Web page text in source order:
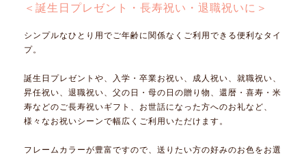
＜誕生日プレゼント・長寿祝い・退職祝いに＞
シンプルなひとり用でご年齢に関係なくご利用できる便利なタイ
プ。
誕生日プレゼントや、入学・卒業お祝い、成人祝い、就職祝い、
昇任祝い、退職祝い、父の日・母の日の贈り物、還暦・喜寿・米
寿などのご長寿祝いギフト、お世話になった方へのお礼など、
様々なお祝いシーンで幅広くご利用いただけます。
フレームカラーが豊富ですので、送りたい方の好みのお色をお選